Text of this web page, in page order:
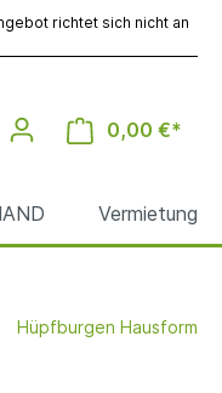
richtet sich nicht an
0,00 €*
Vermietung
Hüpfburgen Hausform